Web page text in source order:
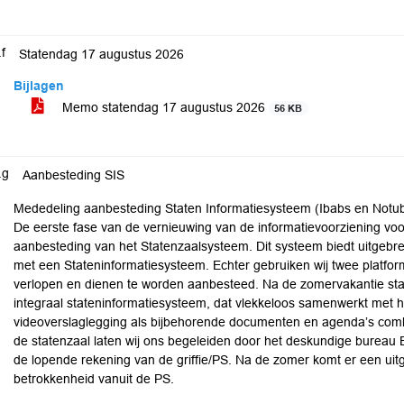
Statendag 17 augustus 2026
Bijlagen
Memo statendag 17 augustus 2026
56 KB
Aanbesteding SIS
Mededeling aanbesteding Staten Informatiesysteem (Ibabs en
De eerste fase van de vernieuwing van de informatievoorziening
aanbesteding van het Statenzaalsysteem. Dit systeem biedt
met een Stateninformatiesysteem. Echter gebruiken wij twee
verlopen en dienen te worden aanbesteed. Na de zomervakantie
integraal stateninformatiesysteem, dat vlekkeloos samenwerkt met
videoverslaglegging als bijbehorende documenten en agenda’s
de statenzaal laten wij ons begeleiden door het deskundige
de lopende rekening van de griffie/PS. Na de zomer komt er een
betrokkenheid vanuit de PS.